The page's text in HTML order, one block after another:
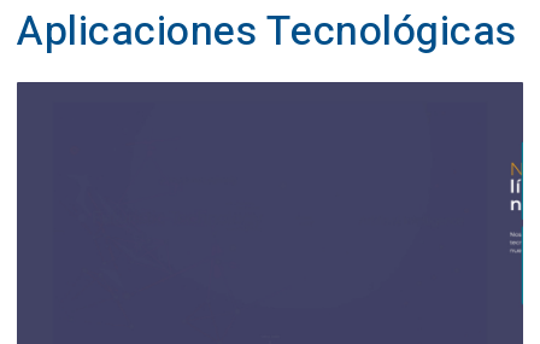
Aplicaciones Tecnológicas